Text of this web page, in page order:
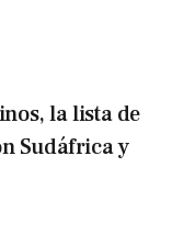
la lista de
Sudáfrica y